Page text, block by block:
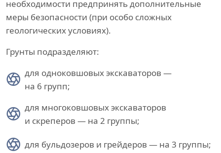
необходимости предпринять дополнительные
меры безопасности (при особо сложных
геологических условиях).
Грунты подразделяют:
для одноковшовых экскаваторов —
на 6 групп;
для многоковшовых экскаваторов
и скреперов — на 2 группы;
для бульдозеров и грейдеров — на 3 группы;